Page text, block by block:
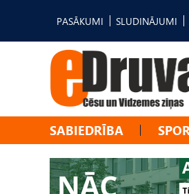
PASĀKUMI SLUDINĀJUMI
SABIEDRĪBA